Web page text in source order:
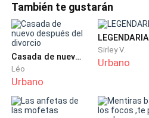
También te gustarán
Casada de nuevo después del divorcio
Léo
Urbano
LEGENDARIA
Sirley V.
Urbano